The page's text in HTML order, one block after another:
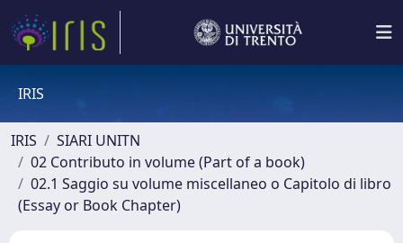
IRIS
IRIS
SIARI UNITN
02 Contributo in volume (Part of a book)
02.1 Saggio su volume miscellaneo o Capitolo di libro
(Essay or Book Chapter)